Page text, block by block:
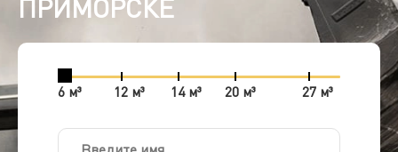
ПРИМОРСКЕ
6 м³ 12 м³ 14 м³ 20 м³ 27 м³